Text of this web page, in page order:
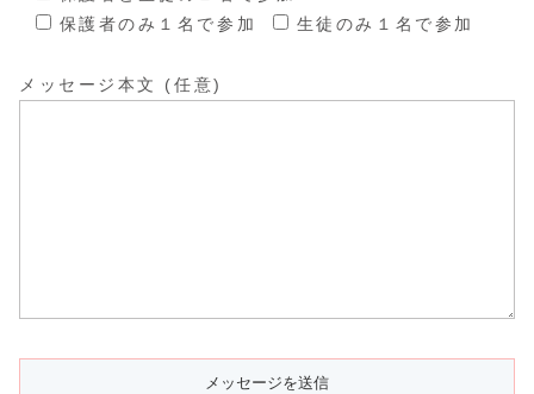
保護者のみ１名で参加
生徒のみ１名で参加
メッセージ本文 (任意)